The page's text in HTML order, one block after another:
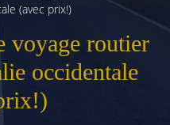
(avec prix!)
voyage routier
occidentale